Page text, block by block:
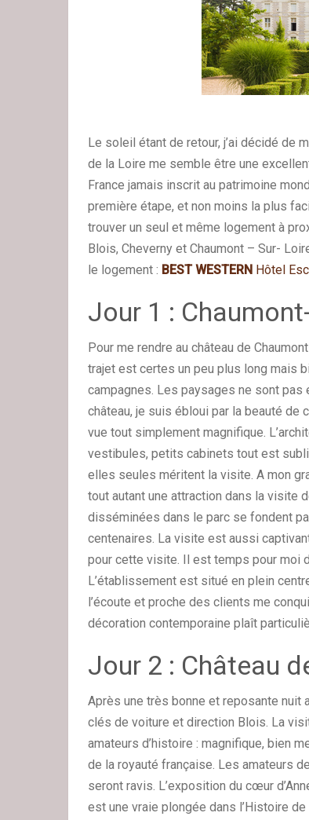
Le soleil étant de retour, j’ai décidé de
de la Loire me semble être une
France jamais inscrit au patrimoine
première étape, et non moins la plus
trouver un seul et même logement à
Blois, Cheverny et Chaumont – Sur-
le logement : BEST WESTERN Hôtel
Jour 1 :
Pour me rendre au château de
trajet est certes un peu plus long mais
campagnes. Les paysages ne sont
château, je suis ébloui par la beauté
vue tout simplement magnifique.
vestibules, petits cabinets tout est
elles seules méritent la visite. A mon
tout autant une attraction dans la visite
disséminées dans le parc se fondent
centenaires. La visite est aussi
pour cette visite. Il est temps pour moi
L’établissement est situé en plein
l’écoute et proche des clients me
décoration contemporaine plaît
Jour 2 : Château
Après une très bonne et reposante nuit
clés de voiture et direction Blois. La
amateurs d’histoire : magnifique, bien
de la royauté française. Les amateurs
seront ravis. L’exposition du cœur
est une vraie plongée dans l’Histoire